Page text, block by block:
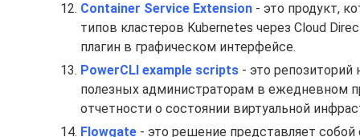
Container Service Extension - это продукт,
типов кластеров Kubernetes через Cloud
плагин в графическом интерфейсе.
PowerCLI example scripts - это
полезных администраторам в ежедневном
отчетности о состоянии виртуальной
Flowgate - это решение представляет